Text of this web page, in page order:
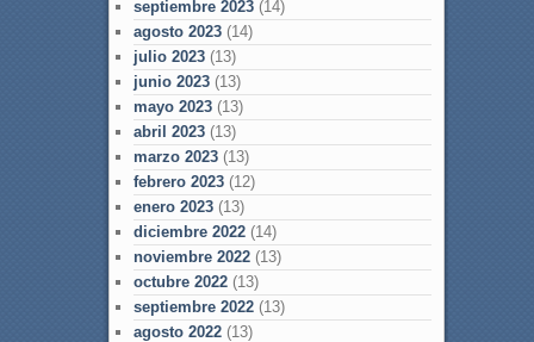
septiembre 2023(14)
agosto 2023(14)
julio 2023(13)
junio 2023(13)
mayo 2023(13)
abril 2023(13)
marzo 2023(13)
febrero 2023(12)
enero 2023(13)
diciembre 2022(14)
noviembre 2022(13)
octubre 2022(13)
septiembre 2022(13)
agosto 2022(13)